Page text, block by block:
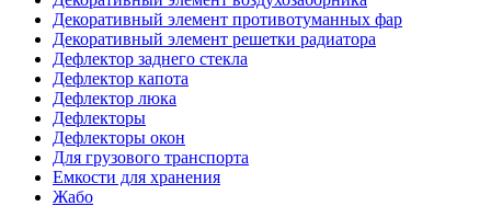
Декоративный элемент противотуманных фар
Декоративный элемент решетки радиатора
Дефлектор заднего стекла
Дефлектор капота
Дефлектор люка
Дефлекторы
Дефлекторы окон
Для грузового транспорта
Емкости для хранения
Жабо